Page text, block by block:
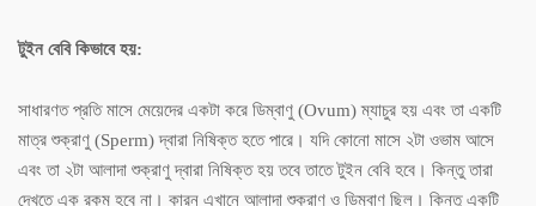
টুইন বেবি কিভাবে হয়:
সাধারণত প্রতি মাসে মেয়েদের একটা করে ডিম্বাণু (Ovum) ম্যাচুর হয় এবং তা একটি
মাত্র শুক্রাণু (Sperm) দ্বারা নিষিক্ত হতে পারে। যদি কোনো মাসে ২টা ওভাম আসে
এবং তা ২টা আলাদা শুক্রাণু দ্বারা নিষিক্ত হয় তবে তাতে টুইন বেবি হবে। কিন্তু তারা
দেখতে এক রকম হবে না। কারন এখানে আলাদা শুক্রাণু ও ডিম্বাণু ছিল। কিন্তু একটি